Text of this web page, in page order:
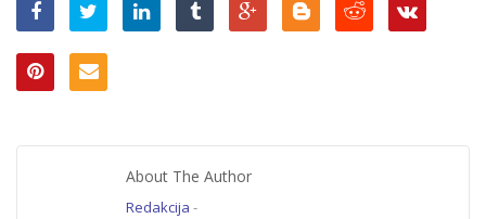
About The Author
Redakcija -